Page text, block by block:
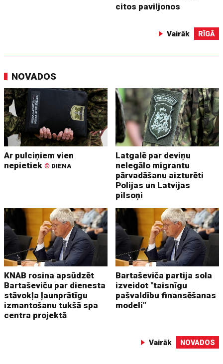
citos paviljonos
Vairāk RĪGĀ
NOVADOS
Ar pulciņiem vien
nepietiek © DIENA
Latgalē par deviņu
nelegālo migrantu
pārvadāšanu aizturēti
Polijas un Latvijas
pilsoņi
KNAB rosina apsūdzēt
Bartaševiču par dienesta
stāvokļa ļaunprātīgu
izmantošanu tukšā spa
centra projektā
Bartaševiča partija sola
izveidot "taisnīgu
pašvaldību finansēšanas
modeli"
Vairāk NOVADOS